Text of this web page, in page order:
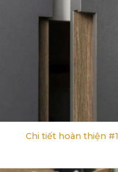
Chi tiết hoàn thiện #1